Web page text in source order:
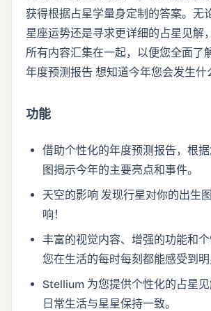
获得根据占星学量身定制的答案。无
星座运势还是寻求更详细的占星见解
所有内容汇集在一起​​，以便您全面了
年度预测报告 想知道今年您会发生什
功能
借助个性化的年度预测报告，根
图揭示今年的主要亮点和事件。
天空的影响 发现行星对你的出生
响！
丰富的视觉内容、增强的功能和
您在生活的每时每刻都能感受到明
Stellium 为您提供个性化的占星
日常生活与星星保持一致。